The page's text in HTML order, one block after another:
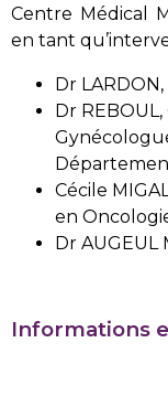
Centre Médical
en tant
Dr
Dr
Cécile
en
Dr AUGEUL
Informations